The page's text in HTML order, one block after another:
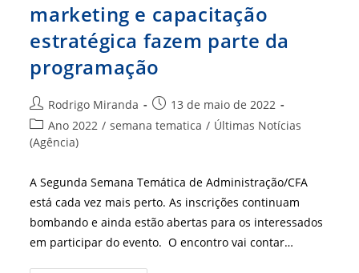
marketing e capacitação
estratégica fazem parte da
programação
Autor
do
post:
Rodrigo Miranda
Post
publicado:
13 de maio de 2022
Categoria
do
Ano 2022 / semana tematica / Últimas Notícias
(Agência)
A Segunda Semana Temática de Administração/CFA
está cada vez mais perto. As inscrições continuam
bombando e ainda estão abertas para os interessados
em participar do evento. O encontro vai contar…